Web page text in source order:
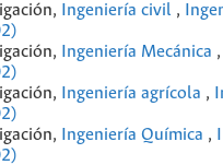
Ingeniería civil ,
Ingeniería Mecánica
Ingeniería agrícola ,
Ingeniería Química ,